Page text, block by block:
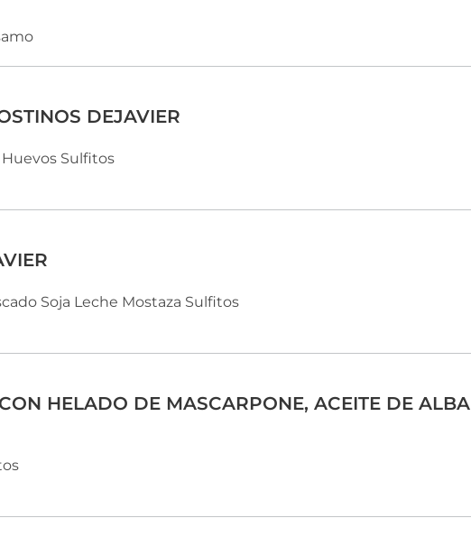
DEJAVIER
Huevos Sulfitos
Soja Leche Mostaza Sulfitos
HELADO DE MASCARPONE, ACEITE DE